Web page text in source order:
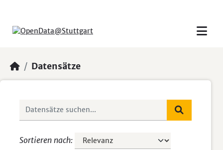
Datensätze
Sortieren nach